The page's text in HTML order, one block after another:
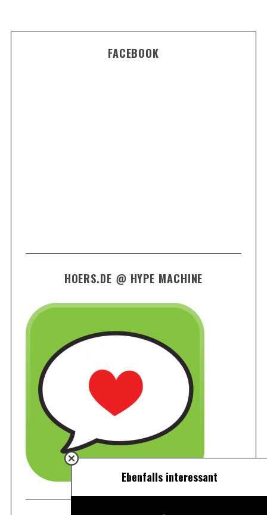
FACEBOOK
HOERS.DE @ HYPE MACHINE
Ebenfalls interessant